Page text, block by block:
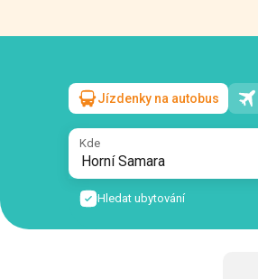
Horní Samara→Kyjev
pá, 7 srpna/1 cestující
Jízdenky na autobus
Kde
Hledat ubytování